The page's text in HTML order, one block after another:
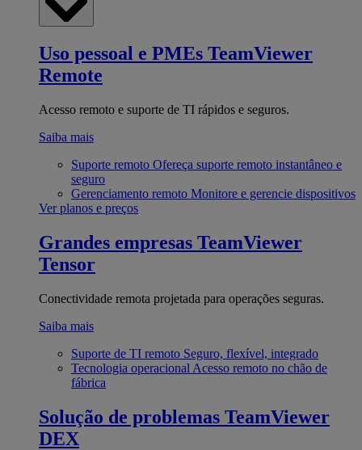
Uso pessoal e PMEs TeamViewer
Remote
Acesso remoto e suporte de TI rápidos e seguros.
Saiba mais
Suporte remoto Ofereça suporte remoto instantâneo e
seguro
Gerenciamento remoto Monitore e gerencie dispositivos
Ver planos e preços
Grandes empresas TeamViewer
Tensor
Conectividade remota projetada para operações seguras.
Saiba mais
Suporte de TI remoto Seguro, flexível, integrado
Tecnologia operacional Acesso remoto no chão de
fábrica
Solução de problemas TeamViewer
DEX